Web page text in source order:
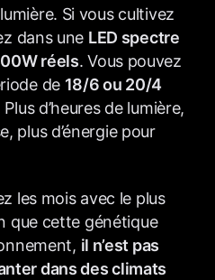
Si vous cultivez
dans une LED spectre
réels. Vous pouvez
de 18/6 ou 20/4
d’heures de lumière,
plus d’énergie pour
les mois avec le plus
que cette génétique
il n’est pas
dans des climats